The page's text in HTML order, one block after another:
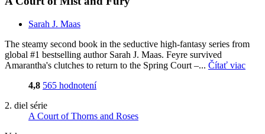
Sarah J. Maas
The steamy second book in the seductive high-fantasy series from
global #1 bestselling author Sarah J. Maas. Feyre survived
Amarantha's clutches to return to the Spring Court –... Čítať viac
4,8 565 hodnotení
2. diel série
A Court of Thorns and Roses